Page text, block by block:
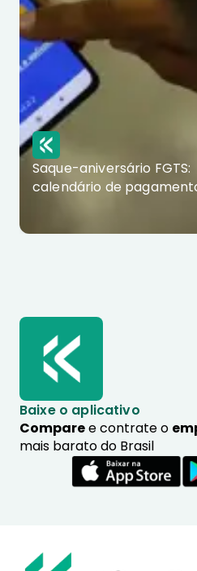
Saque-aniversário FGTS:
calendário de
Baixe o aplicativo
Comparee contrate o
mais barato do Brasil